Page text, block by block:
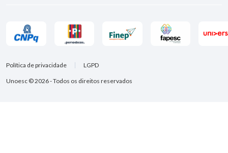
Unoesc © 2026 - Todos os direitos reservados
Política de privacidade LGPD